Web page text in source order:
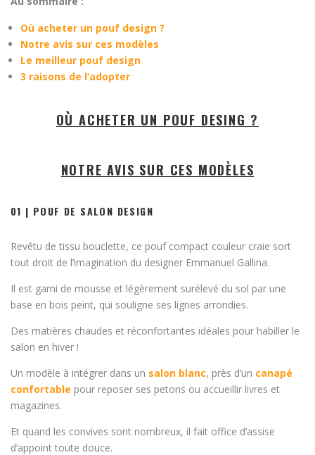
Où acheter un pouf design ?
Notre avis sur ces modèles
Le meilleur pouf design
3 raisons de l’adopter
OÙ ACHETER UN POUF DESING ?
NOTRE AVIS SUR CES MODÈLES
01 | POUF DE SALON DESIGN
Revêtu de tissu bouclette, ce pouf compact couleur craie sort
tout droit de l’imagination du designer Emmanuel Gallina.
Il est garni de mousse et légèrement surélevé du sol par une
base en bois peint, qui souligne ses lignes arrondies.
Des matières chaudes et réconfortantes idéales pour habiller le
salon en hiver !
Un modèle à intégrer dans un salon blanc, près d’un canapé
confortable pour reposer ses petons ou accueillir livres et
magazines.
Et quand les convives sont nombreux, il fait office d’assise
d’appoint toute douce.